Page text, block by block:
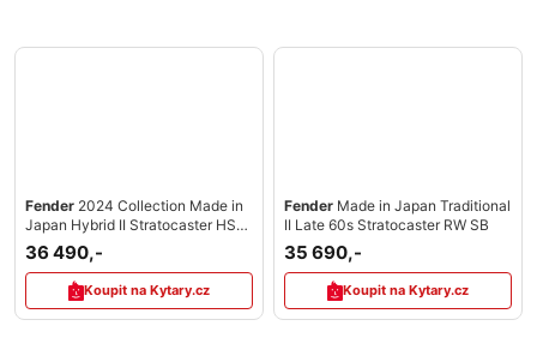
Fender 2024 Collection Made in
Japan Hybrid II Stratocaster HSH
MN 3CS
36 490,-
Koupit na Kytary.cz
Fender Made in Japan Traditional
II Late 60s Stratocaster RW SB
35 690,-
Koupit na Kytary.cz